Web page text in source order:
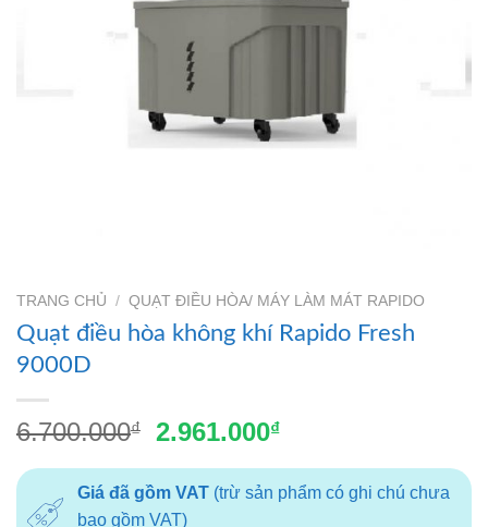
TRANG CHỦ / QUẠT ĐIỀU HÒA/ MÁY LÀM MÁT RAPIDO
Quạt điều hòa không khí Rapido Fresh
9000D
6.700.000₫
Giá
là:
6.700.000₫.
2.961.000₫Giá
tại
là:
Giá đã gồm VAT(trừ sản phẩm có ghi chú chưa
bao gồm VAT)